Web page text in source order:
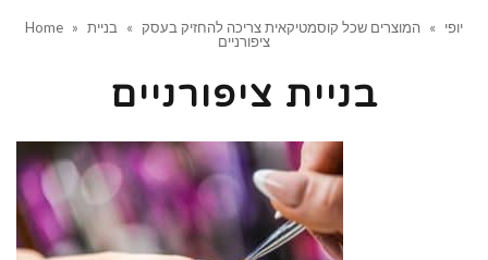
Home » יופי » המוצרים שכל קוסמטיקאית צריכה להחזיק בעסק »
בניית
ציפורניים
בניית ציפורניים